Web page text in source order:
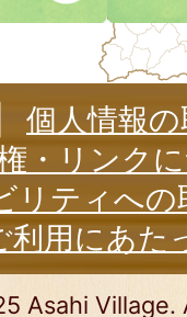
個人情報
・リンク
リティへの
利用にあた
Asahi Village.